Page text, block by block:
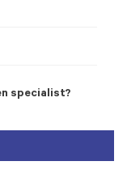
specialist?